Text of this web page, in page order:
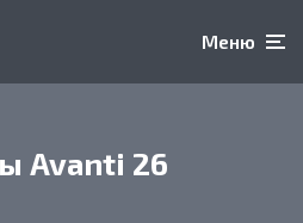
Меню
Avanti 26